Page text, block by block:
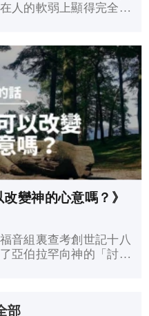
人的軟弱上顯得完全。
變神的心意嗎？》
音組裏查考創世記十八
亞伯拉罕向神的「討價
部